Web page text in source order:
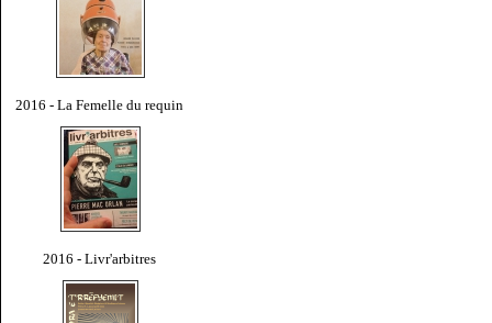
2016 - La Femelle du requin
2016 - Livr'arbitres